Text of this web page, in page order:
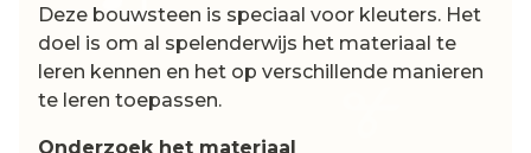
Deze bouwsteen is speciaal voor kleuters. Het
doel is om al spelenderwijs het materiaal te
leren kennen en het op verschillende manieren
te leren toepassen.
Onderzoek het materiaal